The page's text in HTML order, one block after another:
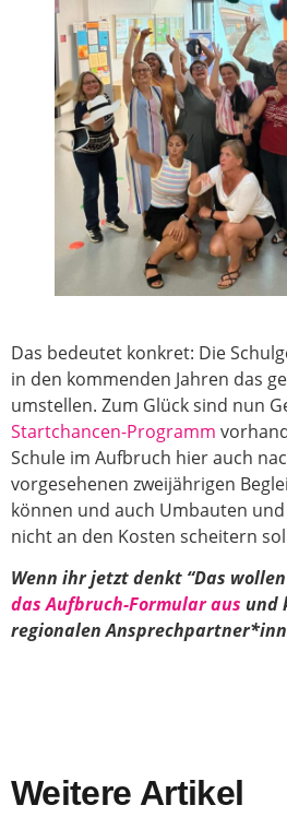
Das bedeutet konkret: Die
in den kommenden Jahren das
umstellen. Zum Glück sind nun
Startchancen-Programm
Schule im Aufbruch hier auch
vorgesehenen zweijährigen
können und auch Umbauten
nicht an den Kosten scheitern
Wenn ihr jetzt denkt “Das
das Aufbruch-Formular aus und
regionalen
Weitere Artikel